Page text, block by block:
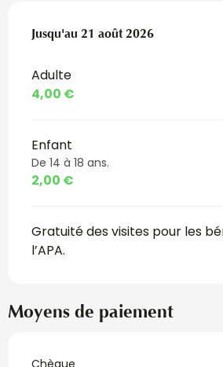
Du9 mai 2025au21 août 2026
Jusqu'au 21 août 2026
Adulte
4,00 €
Enfant
De 14 à 18 ans.
2,00 €
Gratuité des visites pour les
l’APA.
Moyens de paiement
Chèque